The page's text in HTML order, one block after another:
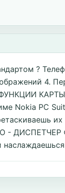
?
4.
Nokia PC
- ДИСПЕТЧЕР